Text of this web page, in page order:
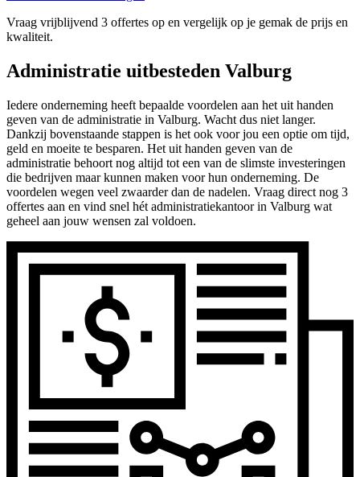
Vraag vrijblijvend 3 offertes op en vergelijk op je gemak de prijs en
kwaliteit.
Administratie uitbesteden Valburg
Iedere onderneming heeft bepaalde voordelen aan het uit handen
geven van de administratie in Valburg. Wacht dus niet langer.
Dankzij bovenstaande stappen is het ook voor jou een optie om tijd,
geld en moeite te besparen. Het uit handen geven van de
administratie behoort nog altijd tot een van de slimste investeringen
die bedrijven maar kunnen maken voor hun onderneming. De
voordelen wegen veel zwaarder dan de nadelen. Vraag direct nog 3
offertes aan en vind snel hét administratiekantoor in Valburg wat
geheel aan jouw wensen zal voldoen.